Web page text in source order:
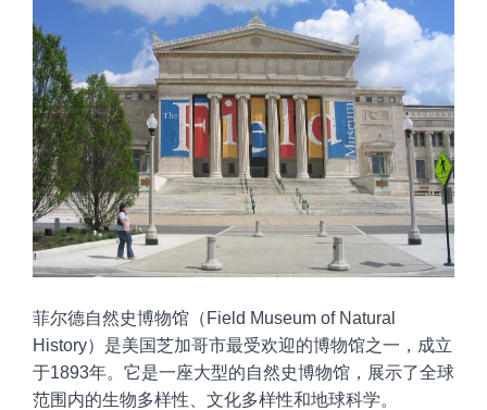
菲尔德自然史博物馆（Field Museum of Natural
History）是美国芝加哥市最受欢迎的博物馆之一，成立
于1893年。它是一座大型的自然史博物馆，展示了全球
范围内的生物多样性、文化多样性和地球科学。